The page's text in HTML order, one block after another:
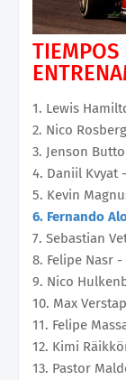
TIEMPOS
1. Lewis
2. Nico
3. Jenson
4. Daniil Kvyat
5. Kevin
6. Fernando
7. Sebastian
8. Felipe Nasr
9. Nico
10. Max
11. Felipe
12. Kimi
13. Pastor